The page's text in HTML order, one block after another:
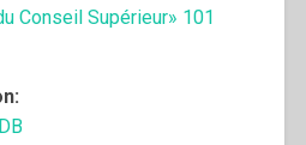
Conseil Supérieur» 101